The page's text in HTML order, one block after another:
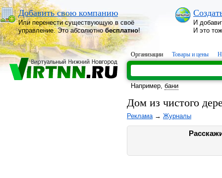
Добавить свою компанию
Или перенести существующую в своё
управление. Это абсолютнобесплатно!
И
И это
Организации Товары и цены
Например, бани
Дом из чистого
Реклама→ Журналы